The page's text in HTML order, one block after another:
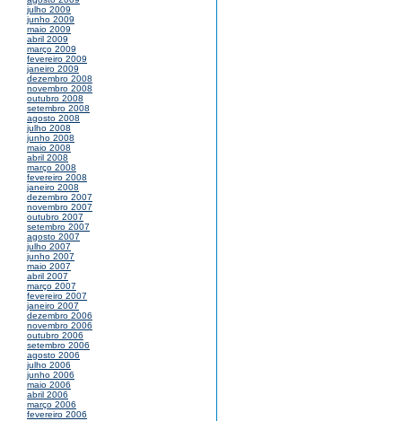
julho 2009
junho 2009
maio 2009
abril 2009
março 2009
fevereiro 2009
janeiro 2009
dezembro 2008
novembro 2008
outubro 2008
setembro 2008
agosto 2008
julho 2008
junho 2008
maio 2008
abril 2008
março 2008
fevereiro 2008
janeiro 2008
dezembro 2007
novembro 2007
outubro 2007
setembro 2007
agosto 2007
julho 2007
junho 2007
maio 2007
abril 2007
março 2007
fevereiro 2007
janeiro 2007
dezembro 2006
novembro 2006
outubro 2006
setembro 2006
agosto 2006
julho 2006
junho 2006
maio 2006
abril 2006
março 2006
fevereiro 2006